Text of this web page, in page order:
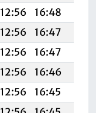
12:56 16:48
12:56 16:47
12:56 16:47
12:56 16:46
12:56 16:45